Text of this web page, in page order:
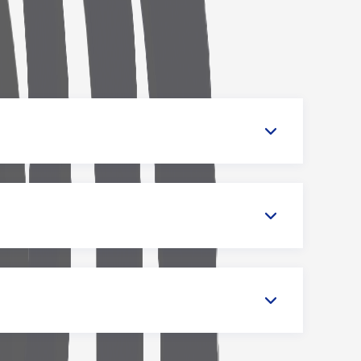
Feature Engineering
A/B-тестирование